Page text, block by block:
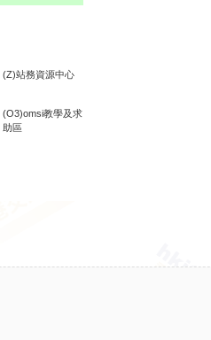
(Z)站務資源中心
(O3)omsi教學及求
助區